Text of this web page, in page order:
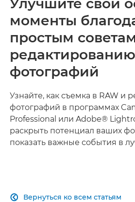
Улучшите свои
моменты
простым
редактированию
фотографий
Узнайте, как съемка в RAW и
фотографий в программах
Professional или Adobe®
раскрыть потенциал ваших
показать важные события в
Вернуться ко всем статьям
